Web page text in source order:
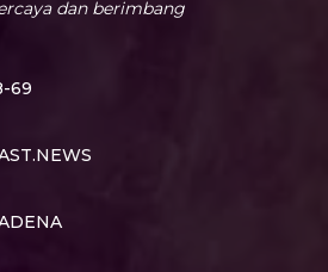
dan berimbang
69